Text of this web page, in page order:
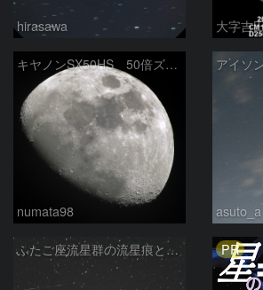
hirasawa 大字吉
キヤノンSX50HS 50倍ズームコンパクトカメラのデジタルズーム100xで撮影した月
numata98 asuto_a
ふたご座流星群の流星痕と散在流星 PR